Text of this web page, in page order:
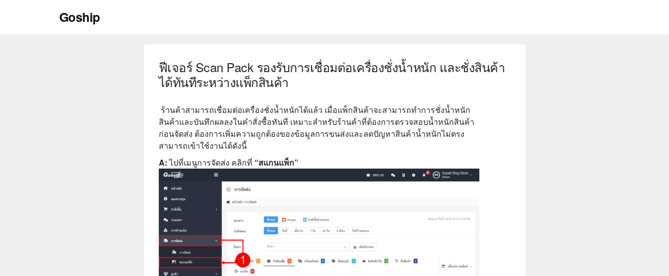
Goship
ฟีเจอร์ Scan Pack รองรับการเชื่อมต่อเครื่องชั่งน้ำหนัก และชั่งสินค้า
ได้ทันทีระหว่างแพ็กสินค้า
ร้านค้าสามารถเชื่อมต่อเครื่องชั่งน้ำหนักได้แล้ว เมื่อแพ็กสินค้าจะสามารถทำการชั่งน้ำหนัก
สินค้าและบันทึกผลลงในคำสั่งซื้อทันที เหมาะสำหรับร้านค้าที่ต้องการตรวจสอบน้ำหนักสินค้า
ก่อนจัดส่ง ต้องการเพิ่มความถูกต้องของข้อมูลการขนส่งและลดปัญหาสินค้าน้ำหนักไม่ตรง
สามารถเข้าใช้งานได้ดังนี้
A:ไปที่เมนูการจัดส่ง คลิกที่ “สแกนแพ็ก”